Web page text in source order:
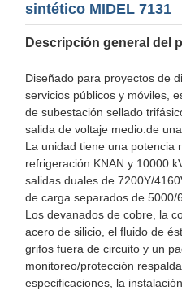
sintético MIDEL 7131
Descripción general del
Diseñado para proyectos de
servicios públicos y móviles,
de subestación sellado
salida de voltaje medio. de
La unidad tiene una potencia
refrigeración KNAN y 10000
salidas duales de 7200Y/
de carga separados de 5000/
Los devanados de cobre, la
acero de silicio, el fluido de
grifos fuera de circuito y un
monitoreo/protección
especificaciones, la